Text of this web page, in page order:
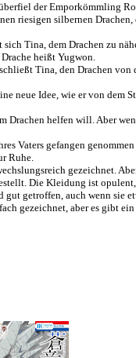
der Emporkömmling
riesigen silbernen
Tina, dem Drachen zu
heißt Yugwon.
Tina, den Drachen
neue Idee, wie er von dem
Drachen helfen will. Aber
Vaters gefangen
Ruhe.
gezeichnet.
Die Kleidung ist
getroffen, auch wenn sie
gezeichnet, aber es gibt